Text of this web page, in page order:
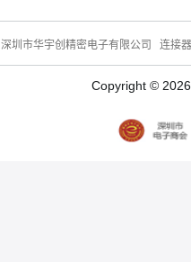
深圳市华宇创精密电子有限公司 连接
Copyright ©